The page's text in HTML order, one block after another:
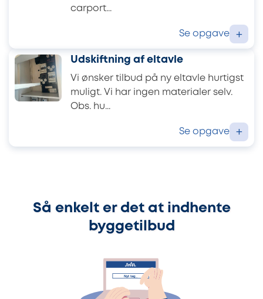
carport...
Se opgave +
Udskiftning af eltavle
Vi ønsker tilbud på ny eltavle hurtigst
muligt. Vi har ingen materialer selv.
Obs. hu...
Se opgave +
Så enkelt er det at indhente
byggetilbud